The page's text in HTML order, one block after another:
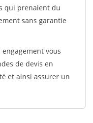
qui prenaient du
sans garantie
vous
de devis en
et ainsi assurer un